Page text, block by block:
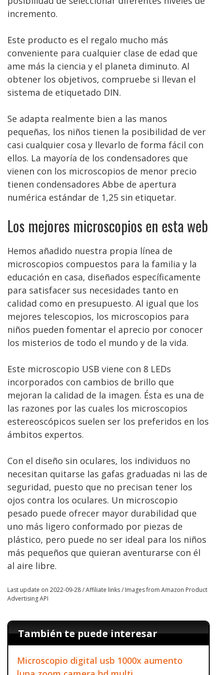
incremento.
Este producto es el regalo mucho más
conveniente para cualquier clase de edad que
ame más la ciencia y el planeta diminuto. Al
obtener los objetivos, compruebe si llevan el
sistema de etiquetado DIN.
Se adapta realmente bien a las manos
pequeñas, los niños tienen la posibilidad de ver
casi cualquier cosa y llevarlo de forma fácil con
ellos. La mayoría de los condensadores que
vienen con los microscopios de menor precio
tienen condensadores Abbe de apertura
numérica estándar de 1,25 sin etiquetar.
Los mejores microscopios en esta web
Hemos añadido nuestra propia línea de
microscopios compuestos para la familia y la
educación en casa, diseñados específicamente
para satisfacer sus necesidades tanto en
calidad como en presupuesto. Al igual que los
mejores telescopios, los microscopios para
niños pueden fomentar el aprecio por conocer
los misterios de todo el mundo y de la vida.
Este microscopio USB viene con 8 LEDs
incorporados con cambios de brillo que
mejoran la calidad de la imagen. Ésta es una de
las razones por las cuales los microscopios
estereoscópicos suelen ser los preferidos en los
ámbitos expertos.
Con el diseño sin oculares, los individuos no
necesitan quitarse las gafas graduadas ni las de
seguridad, puesto que no precisan tener los
ojos contra los oculares. Un microscopio
pesado puede ofrecer mayor durabilidad que
uno más ligero conformado por piezas de
plástico, pero puede no ser ideal para los niños
más pequeños que quieran aventurarse con él
al aire libre.
Last update on 2022-09-28 / Affiliate links / Images from Amazon Product
Advertising API
También te puede interesar
Microscopio digital usb 1000x aumento